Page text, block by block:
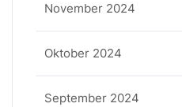
November 2024
Oktober 2024
September 2024